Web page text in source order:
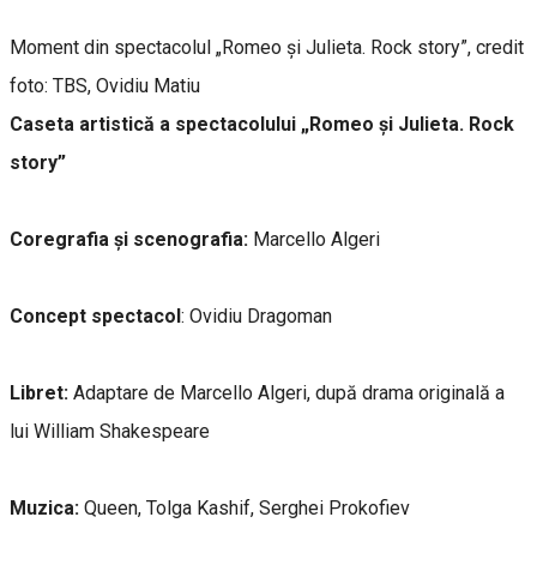
Moment din spectacolul „Romeo și Julieta. Rock story”, credit
foto: TBS, Ovidiu Matiu
Caseta artistică a spectacolului „Romeo și Julieta. Rock
story”
Coregrafia și scenografia: Marcello Algeri
Concept spectacol: Ovidiu Dragoman
Libret: Adaptare de Marcello Algeri, după drama originală a
lui William Shakespeare
Muzica: Queen, Tolga Kashif, Serghei Prokofiev